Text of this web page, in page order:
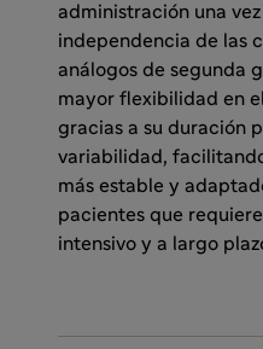
administración una
independencia de las
análogos de segunda
mayor flexibilidad en
gracias a su duración
variabilidad,
más estable y
pacientes que
intensivo y a largo